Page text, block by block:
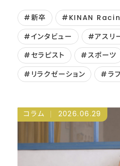
#新卒
#KINAN
#インタビュー
#アスリ
#セラピスト
#スポーツ
#リラクゼーション
#ラ
コラム 2026.06.29